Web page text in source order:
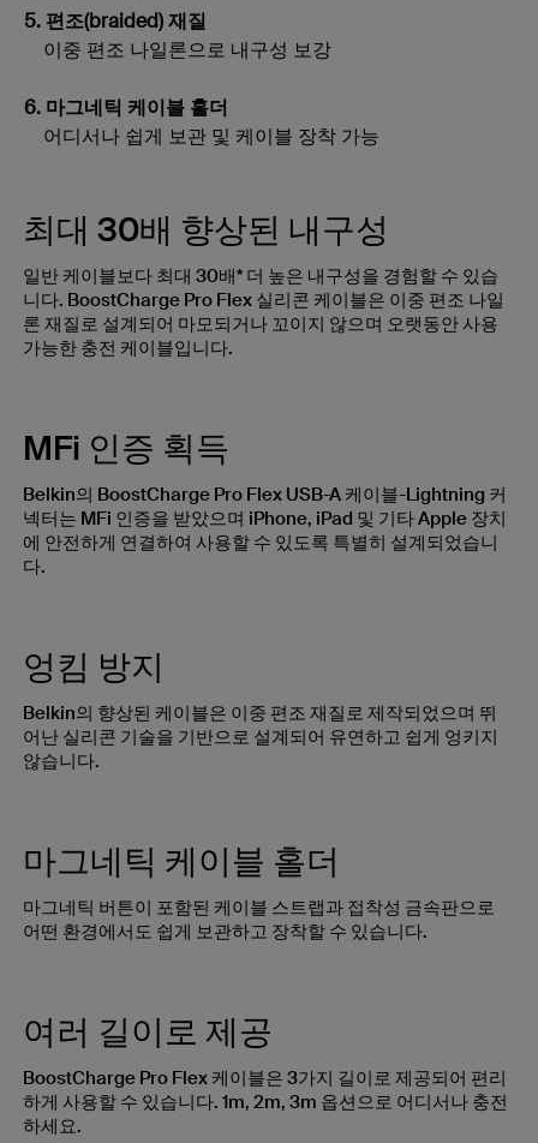
5. 편조(braided) 재질
이중 편조 나일론으로 내구성 보강
6. 마그네틱 케이블 홀더
어디서나 쉽게 보관 및 케이블 장착 가능
최대 30배 향상된 내구성
일반 케이블보다 최대 30배* 더 높은 내구성을 경험할 수 있습
니다. BoostCharge Pro Flex 실리콘 케이블은 이중 편조 나일
론 재질로 설계되어 마모되거나 꼬이지 않으며 오랫동안 사용
가능한 충전 케이블입니다.
MFi 인증 획득
Belkin의 BoostCharge Pro Flex USB-A 케이블-Lightning 커
넥터는 MFi 인증을 받았으며 iPhone, iPad 및 기타 Apple 장치
에 안전하게 연결하여 사용할 수 있도록 특별히 설계되었습니
다.
엉킴 방지
Belkin의 향상된 케이블은 이중 편조 재질로 제작되었으며 뛰
어난 실리콘 기술을 기반으로 설계되어 유연하고 쉽게 엉키지
않습니다.
마그네틱 케이블 홀더
마그네틱 버튼이 포함된 케이블 스트랩과 접착성 금속판으로
어떤 환경에서도 쉽게 보관하고 장착할 수 있습니다.
여러 길이로 제공
BoostCharge Pro Flex 케이블은 3가지 길이로 제공되어 편리
하게 사용할 수 있습니다. 1m, 2m, 3m 옵션으로 어디서나 충전
하세요.